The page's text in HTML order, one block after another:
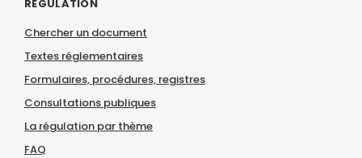
RÉGULATION
Chercher un document
Textes réglementaires
Formulaires, procédures, registres
Consultations publiques
La régulation par thème
FAQ